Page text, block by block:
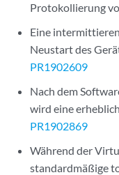
Protokollierung
Eine
Neustart des
PR1902609
Nach dem
wird eine
PR1902869
Während der
standardmäßige